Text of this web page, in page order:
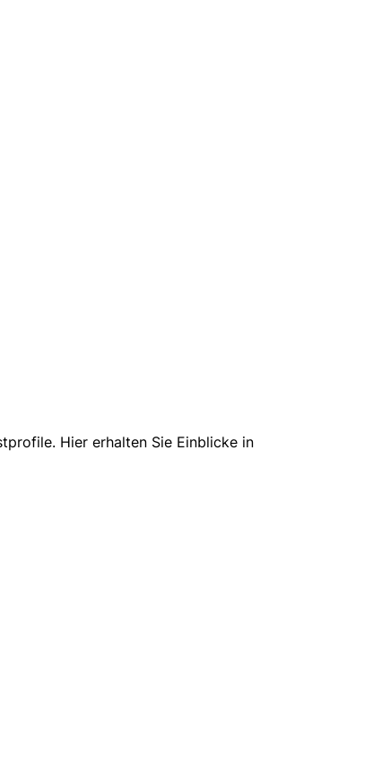
Hier erhalten Sie Einblicke in